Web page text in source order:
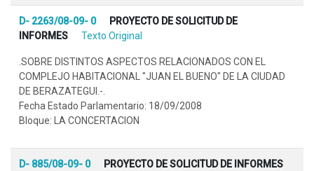
D- 2263/08-09- 0
PROYECTO DE SOLICITUD DE
INFORMES
Texto Original
.SOBRE DISTINTOS ASPECTOS RELACIONADOS CON EL
COMPLEJO HABITACIONAL "JUAN EL BUENO" DE LA CIUDAD
DE BERAZATEGUI.-.
Fecha Estado Parlamentario: 18/09/2008
Bloque: LA CONCERTACION
D- 885/08-09- 0
PROYECTO DE SOLICITUD DE INFORMES